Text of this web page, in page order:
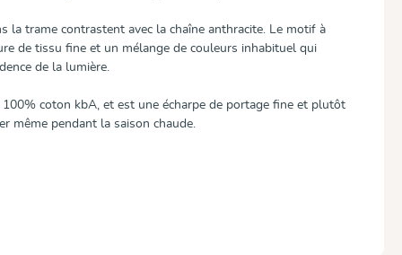
la trame contrastent avec la chaîne anthracite. Le motif à
de tissu fine et un mélange de couleurs inhabituel qui
de la lumière.
100% coton kbA, et est une écharpe de portage fine et plutôt
même pendant la saison chaude.